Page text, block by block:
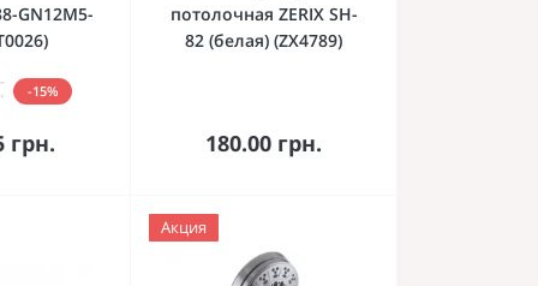
GN12M5-
-15%
грн.
потолочная ZERIX SH-
82 (белая) (ZX4789)
180.00 грн.
В корзину
Акция